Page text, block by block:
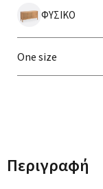
ΦΥΣΙΚΟ
One size
Περιγραφή